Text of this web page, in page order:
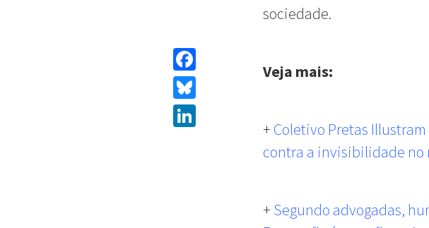
Facebook
Bluesky
sociedade.
Veja mais:
+ Coletivo Pretas
contra a invisibilidade no
+ Segundo advogadas,